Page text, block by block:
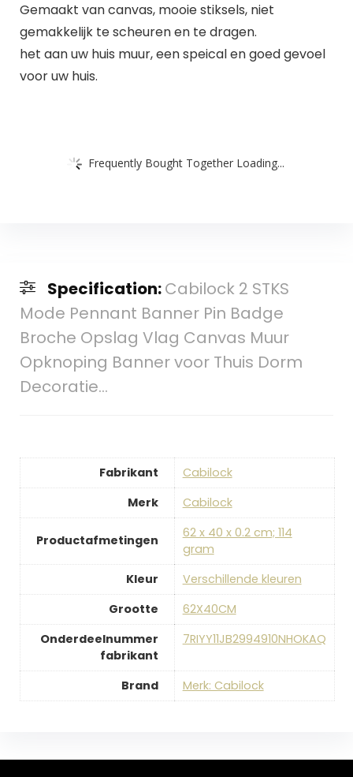
Gemaakt van canvas, mooie stiksels, niet
gemakkelijk te scheuren en te dragen.
het aan uw huis muur, een speical en goed gevoel
voor uw huis.
Frequently Bought Together Loading...
Specification:Cabilock 2 STKS
Mode Pennant Banner Pin Badge
Broche Opslag Vlag Canvas Muur
Opknoping Banner voor Thuis Dorm
Decoratie…
Fabrikant
‎Cabilock
Merk
‎Cabilock
Productafmetingen
‎62 x 40 x 0.2 cm; 114
gram
Kleur
‎Verschillende kleuren
Grootte
‎62X40CM
Onderdeelnummer
fabrikant
‎7RIYY11JB2994910NHOKAQ
Brand Merk: Cabilock